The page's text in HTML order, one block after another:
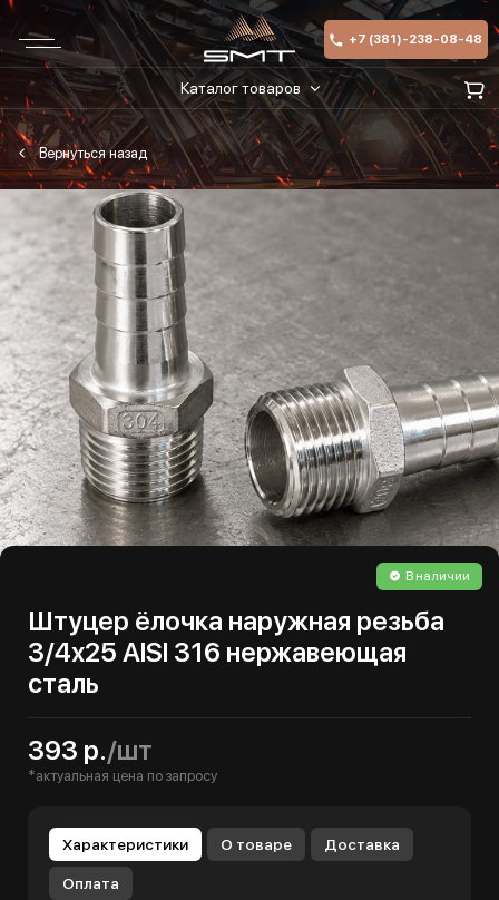
+7 (381)-238-08-48
Каталог товаров
В наличии
Штуцер ёлочка наружная резьба
3/4х25 AISI 316 нержавеющая
сталь
393 р./шт
*актуальная цена по запросу
Характеристики О товаре Доставка
Оплата